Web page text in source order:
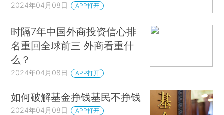
2024年04月08日 APP打开
时隔7年中国外商投资信心排
名重回全球前三 外商看重什
么？
2024年04月08日 APP打开
如何破解基金挣钱基民不挣钱
2024年04月08日 APP打开